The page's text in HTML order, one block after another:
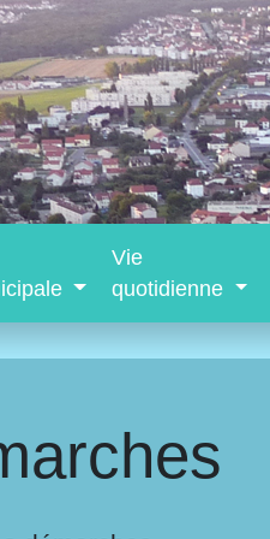
Vie
quotidienne